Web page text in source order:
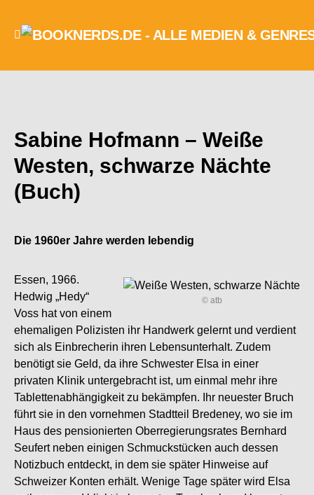
Sabine Hofmann – Weiße
Westen, schwarze Nächte
(Buch)
Die 1960er Jahre werden lebendig
© atb
Essen, 1966.
Hedwig „Hedy“
Voss hat von einem
ehemaligen Polizisten ihr Handwerk gelernt und verdient
sich als Einbrecherin ihren Lebensunterhalt. Zudem
benötigt sie Geld, da ihre Schwester Elsa in einer
privaten Klinik untergebracht ist, um einmal mehr ihre
Tablettenabhängigkeit zu bekämpfen. Ihr neuester Bruch
führt sie in den vornehmen Stadtteil Bredeney, wo sie im
Haus des pensionierten Oberregierungsrates Bernhard
Seufert neben einigen Schmuckstücken auch dessen
Notizbuch entdeckt, in dem sie später Hinweise auf
Schweizer Konten erhält. Wenige Tage später wird Elsa